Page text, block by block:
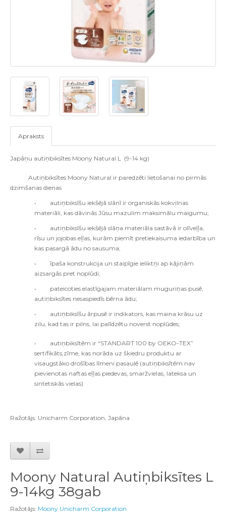
Apraksts
Japāņu autiņbiksītes Moony Natural L (9-14 kg)
Autiņbiksītes Moony Natural ir paredzēti lietošanai no pirmās
dzimšanas dienas
•
autiņbiksīšu iekšējā slānī ir organiskās kokvilnas
materiāli, kas dāvinās Jūsu mazulim maksimālu maigumu;
•
autiņbiksīšu iekšējā slāņa materiāla sastāvā ir olīveļļa,
rīsu un jojobas eļļas, kurām piemīt pretiekaisuma iedarbība un
kas pasargā ādu no sausuma;
•
īpaša konstrukcija un staipīgie ieliktņi ap kājiņām
aizsargās pret noplūdi;
•
pateicoties elastīgajam materiālam muguriņas pusē,
autiņbiksītes nesaspiedīs bērna ādu;
•
autiņbiksīšu ārpusē ir indikators, kas maina krāsu uz
zilu, kad tas ir pilns, lai palīdzētu noverst noplūdes;
•
autiņbiksītēm ir “STANDART 100 by OEKO-TEX”
sertifikāts,zīme, kas norāda uz šķiedru produktu ar
visaugstāko drošības līmeni pasaulē (autiņbiksītēm nav
pievienotas naftas eļļas piedevas, smaržvielas, lateksa un
sintetiskās vielas)
Ražotājs: Unicharm Corporation, Japāna
Moony Natural Autiņbiksītes L
9-14kg 38gab
Ražotājs: Moony Unicharm Corporation